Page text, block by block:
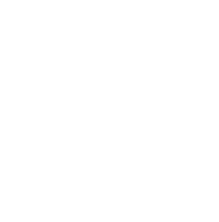
des Amandiers,
Nice Leader -